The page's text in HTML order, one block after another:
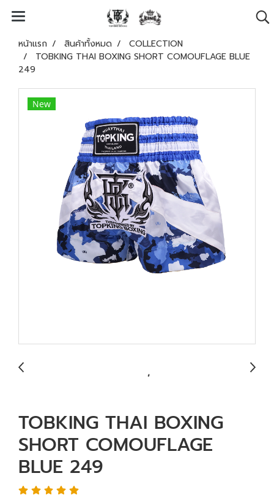
หน้าแรก สินค้าทั้งหมด
COLLECTION
TOBKING THAI BOXING SHORT COMOUFLAGE BLUE
249
New
TOBKING THAI BOXING
SHORT COMOUFLAGE
BLUE 249